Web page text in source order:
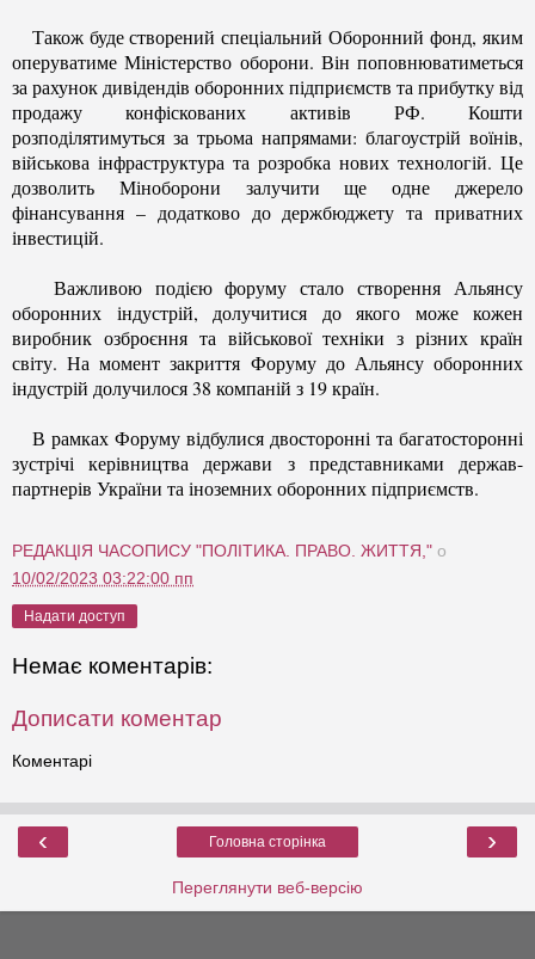
Також буде створений спеціальний Оборонний фонд, яким
оперуватиме Міністерство оборони. Він поповнюватиметься
за рахунок дивідендів оборонних підприємств та прибутку від
продажу конфіскованих активів РФ. Кошти
розподілятимуться за трьома напрямами: благоустрій воїнів,
військова інфраструктура та розробка нових технологій. Це
дозволить Міноборони залучити ще одне джерело
фінансування – додатково до держбюджету та приватних
інвестицій.
Важливою подією форуму стало створення Альянсу
оборонних індустрій, долучитися до якого може кожен
виробник озброєння та військової техніки з різних країн
світу. На момент закриття Форуму до Альянсу оборонних
індустрій долучилося 38 компаній з 19 країн.
В рамках Форуму відбулися двосторонні та багатосторонні
зустрічі керівництва держави з представниками держав-
партнерів України та іноземних оборонних підприємств.
РЕДАКЦІЯ ЧАСОПИСУ "ПОЛІТИКА. ПРАВО. ЖИТТЯ," о
10/02/2023 03:22:00 пп
Надати доступ
Немає коментарів:
Дописати коментар
Коментарі
‹ ›
Головна сторінка
Переглянути веб-версію